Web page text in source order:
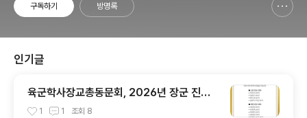
구독하기 방명록
인기글
육군학사장교총동문회, 2026년 장군 진급
발표를 맞아
1 1 조회 8